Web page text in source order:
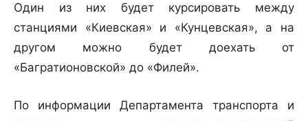
Один из них будет курсировать между
станциями «Киевская» и «Кунцевская», а на
другом можно будет доехать от
«Багратионовской» до «Филей».
По информации Департамента транспорта и